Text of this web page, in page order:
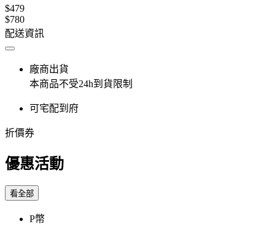
$479
$780
配送資訊
廠商出貨
本商品不受24h到貨限制
可宅配到府
折價券
優惠活動
看全部
P幣